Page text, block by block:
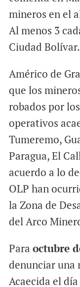
mineros en el
Al menos 3
Ciudad Bolívar.
Américo de
que los
robados por
operativos
Tumeremo,
Paragua, El
acuerdo a lo
OLP han
la Zona de
del Arco
Para octubre
denunciar una
Acaecida el